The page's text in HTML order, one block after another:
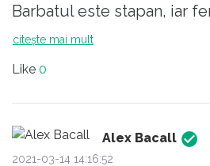
Barbatul este stapan, iar
supuna !
citește mai mult
Like 0
Alex Bacall
2021-03-14 14:16:52